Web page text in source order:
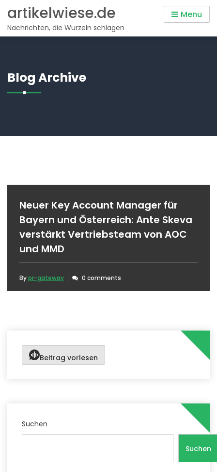
content
artikelwiese.de
Nachrichten, die Wurzeln schlagen
Menu
Blog Archive
Neuer Key Account Manager für
Bayern und Österreich: Ante Skeva
verstärkt Vertriebsteam von AOC
und MMD
Bypr-gateway 0 comments
Beitrag vorlesen
Suchen
Suchen